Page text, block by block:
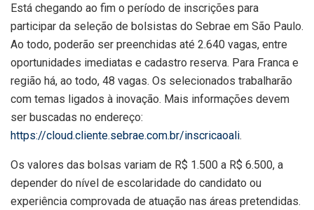
Está chegando ao fim o período de inscrições para
participar da seleção de bolsistas do Sebrae em São Paulo.
Ao todo, poderão ser preenchidas até 2.640 vagas, entre
oportunidades imediatas e cadastro reserva. Para Franca e
região há, ao todo, 48 vagas. Os selecionados trabalharão
com temas ligados à inovação. Mais informações devem
ser buscadas no endereço:
https://cloud.cliente.sebrae.com.br/inscricaoali.
Os valores das bolsas variam de R$ 1.500 a R$ 6.500, a
depender do nível de escolaridade do candidato ou
experiência comprovada de atuação nas áreas pretendidas.